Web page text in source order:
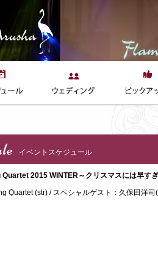
イベントスケジュール
2015 WINTER～クリスマスには早す
Quartet (str) / スペシャルゲスト：久保田洋司